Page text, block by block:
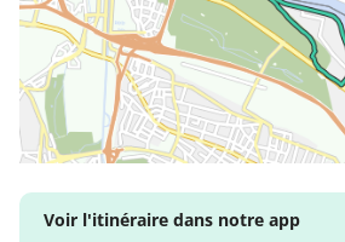
Voir l'itinéraire dans notre app